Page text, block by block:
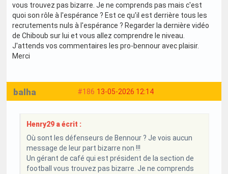
vous trouvez pas bizarre. Je ne comprends pas mais c'est
quoi son rôle à l'espérance ? Est ce qu'il est derrière tous les
recrutements nuls à l'espérance ? Regarder la dernière vidéo
de Chiboub sur lui et vous allez comprendre le niveau.
J'attends vos commentaires les pro-bennour avec plaisir.
Merci
#186 13-05-2026 12:14
balha
Henry29 a écrit :
Où sont les défenseurs de Bennour ? Je vois aucun
message de leur part bizarre non !!!
Un gérant de café qui est président de la section de
football vous trouvez pas bizarre. Je ne comprends